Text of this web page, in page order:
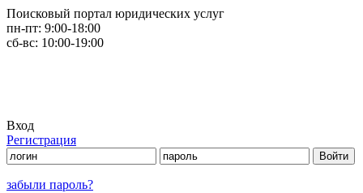
Поисковый портал юридических услуг
пн-пт: 9:00-18:00
сб-вс: 10:00-19:00
Вход
Регистрация
забыли пароль?